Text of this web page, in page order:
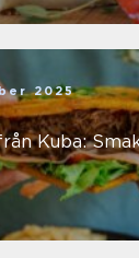
2025
Kuba: